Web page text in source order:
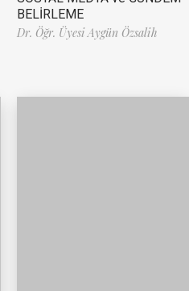
BELİRLEME
Dr. Öğr. Üyesi Aygün Özsalih